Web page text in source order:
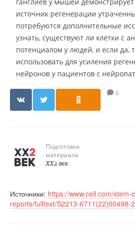
источник регенерации
потребуются дополнительные
узнать, существуют ли клетки с
потенциалом у людей, и если да,
использовать для усиления
нейронов у пациентов с
0
Подготовка
материала
XX2 век
Источники: https://www.cell.com/stem-
reports/fulltext/S2213-6711(22)00498-2